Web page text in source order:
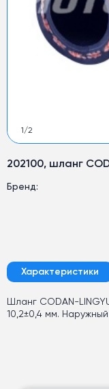
1 /2
202100, шланг
Бренд:
Характеристики
Шланг CODAN-
10,2±0,4 мм.